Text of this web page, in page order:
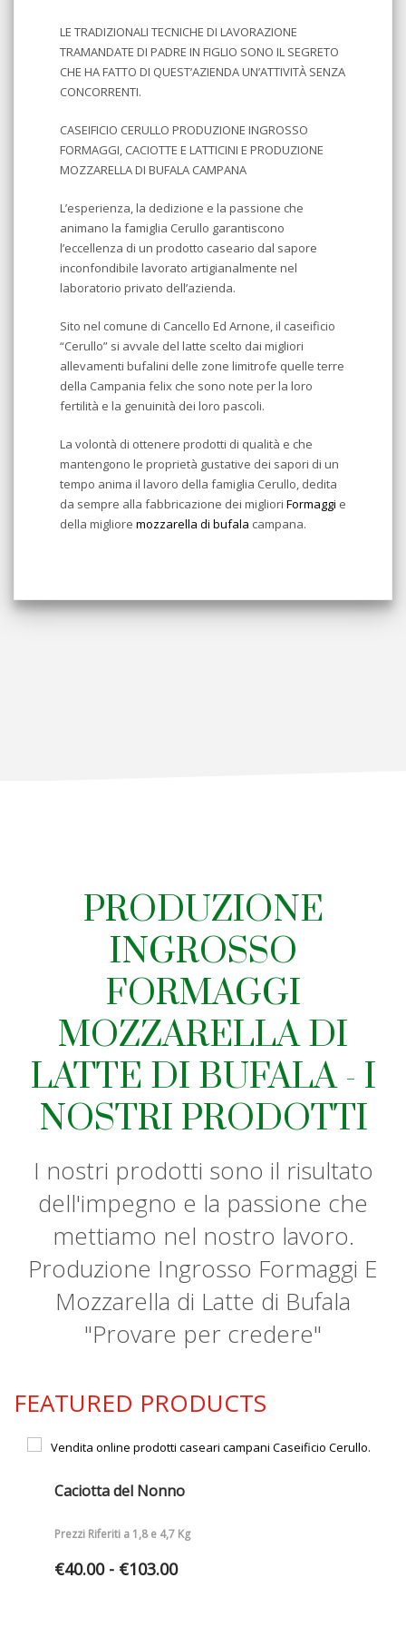
LE TRADIZIONALI TECNICHE DI LAVORAZIONE
TRAMANDATE DI PADRE IN FIGLIO SONO IL SEGRETO
CHE HA FATTO DI QUEST’AZIENDA UN’ATTIVITÀ SENZA
CONCORRENTI.
CASEIFICIO CERULLO PRODUZIONE INGROSSO
FORMAGGI, CACIOTTE E LATTICINI E PRODUZIONE
MOZZARELLA DI BUFALA CAMPANA
L’esperienza, la dedizione e la passione che
animano la famiglia Cerullo garantiscono
l’eccellenza di un prodotto caseario dal sapore
inconfondibile lavorato artigianalmente nel
laboratorio privato dell’azienda.
Sito nel comune di Cancello Ed Arnone, il caseificio
“Cerullo” si avvale del latte scelto dai migliori
allevamenti bufalini delle zone limitrofe quelle terre
della Campania felix che sono note per la loro
fertilità e la genuinità dei loro pascoli.
La volontà di ottenere prodotti di qualità e che
mantengono le proprietà gustative dei sapori di un
tempo anima il lavoro della famiglia Cerullo, dedita
da sempre alla fabbricazione dei migliori Formaggi e
della migliore mozzarella di bufala campana.
PRODUZIONE
INGROSSO
FORMAGGI
MOZZARELLA DI
LATTE DI BUFALA - I
NOSTRI PRODOTTI
I nostri prodotti sono il risultato
dell'impegno e la passione che
mettiamo nel nostro lavoro.
Produzione Ingrosso Formaggi E
Mozzarella di Latte di Bufala
"Provare per credere"
FEATURED PRODUCTS
Caciotta del Nonno
Prezzi Riferiti a 1,8 e 4,7 Kg
€40.00 - €103.00Fascia